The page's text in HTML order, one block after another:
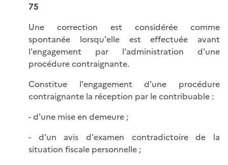
75
Une correction est considérée comme
spontanée lorsqu'elle est effectuée avant
l'engagement par l'administration d'une
procédure contraignante.
Constitue l'engagement d'une procédure
contraignante la réception par le contribuable :
- d'une mise en demeure ;
- d'un avis d'examen contradictoire de la
situation fiscale personnelle ;